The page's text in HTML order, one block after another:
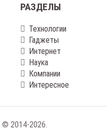
РАЗДЕЛЫ
Технологии
Гаджеты
Интернет
Наука
Компании
Интересное
© 2014-2026.